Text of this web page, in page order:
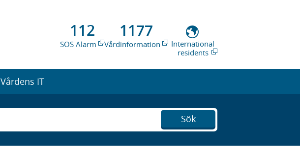
112
SOS Alarm
1177
Vårdinformation
International
residents
Vårdens IT
Sök